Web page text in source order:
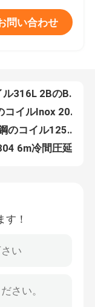
問い合わせ
Satiはステンレス鋼304のコイル316L 2BのBA 1219mmにブラシをかける
冷間圧延されたステンレス鋼のコイル316L 409 316 2B BA 800mm
ASTM AiSi JISのステンレス鋼のコイル316 410 430 Inox 201 1000mm
304N 310Sのステンレス鋼のストリップのコイルの溶接金属100mm
Aisi 304の冷間圧延される301Lステンレス鋼のコイルは2000mmに金属をかぶせる
す！